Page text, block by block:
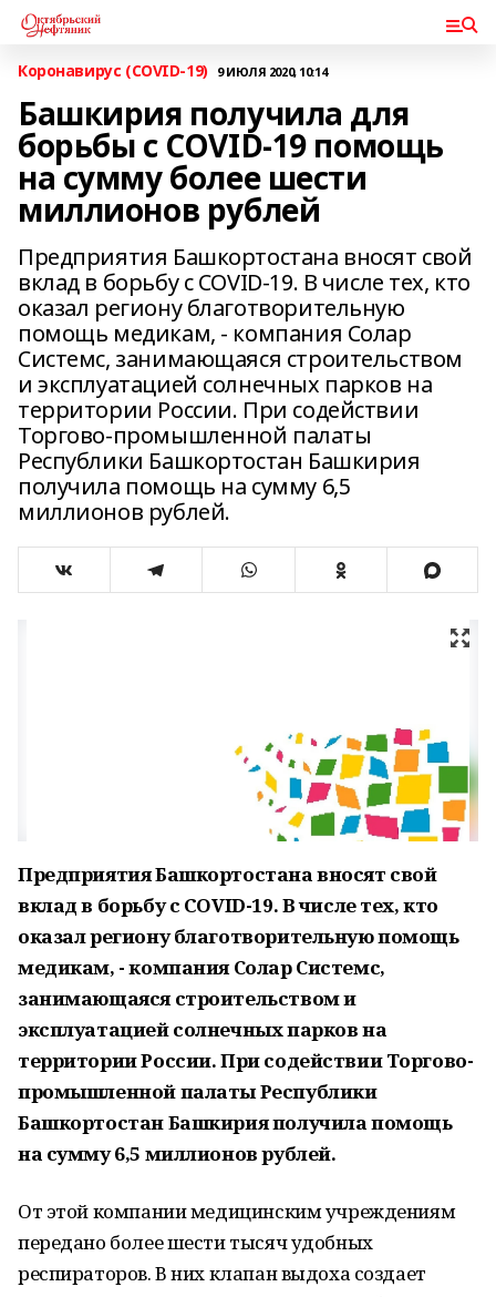
Коронавирус (COVID-19) 9 ИЮЛЯ 2020, 10:14
Башкирия получила для
борьбы с COVID-19 помощь
на сумму более шести
миллионов рублей
Предприятия Башкортостана вносят свой
вклад в борьбу с COVID-19. В числе тех, кто
оказал региону благотворительную
помощь медикам, - компания Солар
Системс, занимающаяся строительством
и эксплуатацией солнечных парков на
территории России. При содействии
Торгово-промышленной палаты
Республики Башкортостан Башкирия
получила помощь на сумму 6,5
миллионов рублей.
Предприятия Башкортостана вносят свой
вклад в борьбу с COVID-19. В числе тех, кто
оказал региону благотворительную помощь
медикам, - компания Солар Системс,
занимающаяся строительством и
эксплуатацией солнечных парков на
территории России. При содействии Торгово-
промышленной палаты Республики
Башкортостан Башкирия получила помощь
на сумму 6,5 миллионов рублей.
От этой компании медицинским учреждениям
передано более шести тысяч удобных
респираторов. В них клапан выдоха создает